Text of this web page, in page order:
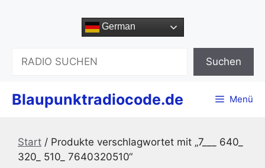
German
Suchen
Blaupunktradiocode.de Menü
Start / Produkte verschlagwortet mit „7___ 640_
320_ 510_ 7640320510“